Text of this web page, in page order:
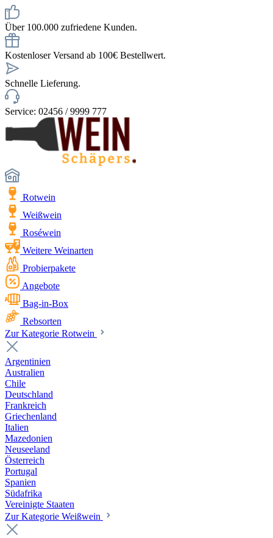
Über 100.000 zufriedene Kunden.
Kostenloser Versand ab 100€ Bestellwert.
Schnelle Lieferung.
Service: 02456 / 9999 777
Rotwein
Weißwein
Roséwein
Weitere Weinarten
Probierpakete
Angebote
Bag-in-Box
Rebsorten
Zur Kategorie Rotwein
Argentinien
Australien
Chile
Deutschland
Frankreich
Griechenland
Italien
Mazedonien
Neuseeland
Österreich
Portugal
Spanien
Südafrika
Vereinigte Staaten
Zur Kategorie Weißwein